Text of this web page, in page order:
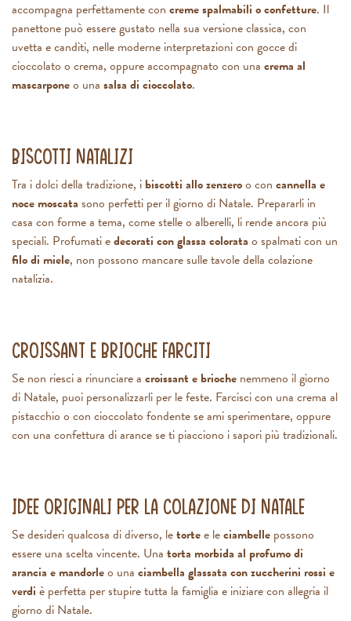
accompagna perfettamente con creme spalmabili o confetture. Il
panettone può essere gustato nella sua versione classica, con
uvetta e canditi, nelle moderne interpretazioni con gocce di
cioccolato o crema, oppure accompagnato con una crema al
mascarponeo una salsa di cioccolato.
Biscotti natalizi
Tra i dolci della tradizione, i biscotti allo zenzeroo con cannella e
noce moscata sono perfetti per il giorno di Natale. Prepararli in
casa con forme a tema, come stelle o alberelli, li rende ancora più
speciali. Profumati edecorati con glassa colorata o spalmati con un
filo di miele, non possono mancare sulle tavole della colazione
natalizia.
Croissant e brioche farciti
Se non riesci a rinunciare a croissant e brioche nemmeno il giorno
di Natale, puoi personalizzarli per le feste. Farcisci con una crema al
pistacchio o con cioccolato fondente se ami sperimentare, oppure
con una confettura di arance se ti piacciono i sapori più tradizionali.
Idee originali per la colazione di Natale
Se desideri qualcosa di diverso, letortee leciambelle possono
essere una scelta vincente. Una torta morbida al profumo di
arancia e mandorleo una ciambella glassata con zuccherini rossi e
verdi è perfetta per stupire tutta la famiglia e iniziare con allegria il
giorno di Natale.